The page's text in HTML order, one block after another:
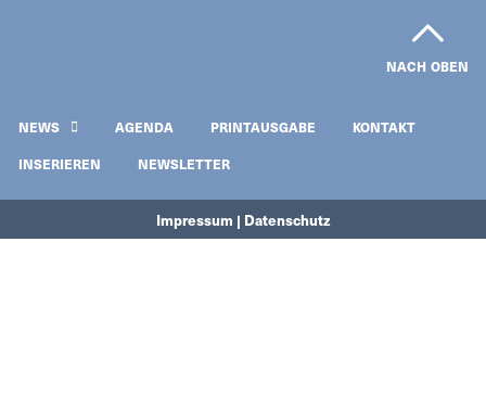
NACH OBEN
NEWS AGENDA PRINTAUSGABE
KONTAKT
INSERIEREN
NEWSLETTER
Impressum | Datenschutz